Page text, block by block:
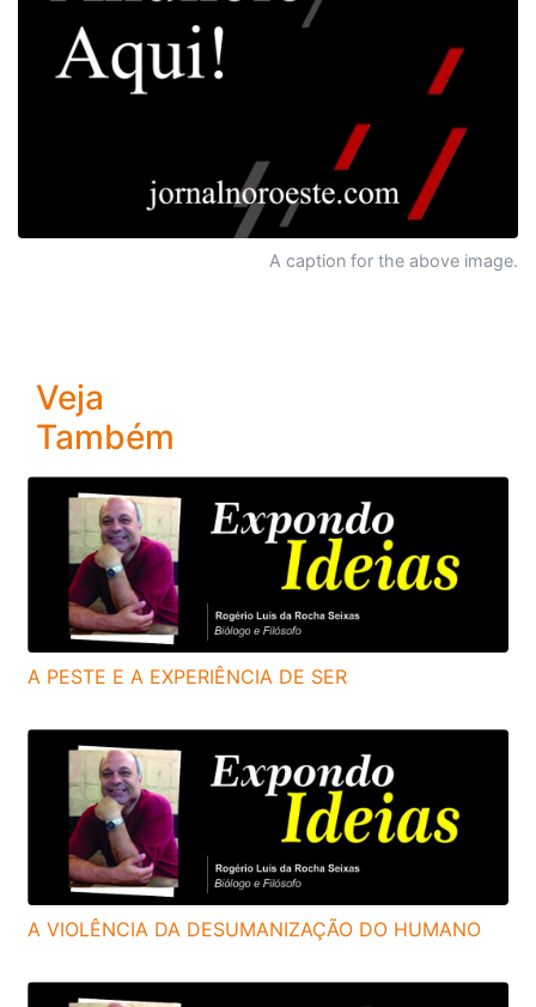
A caption for the above image.
Veja
Também
A PESTE E A EXPERIÊNCIA DE SER
A VIOLÊNCIA DA DESUMANIZAÇÃO DO HUMANO